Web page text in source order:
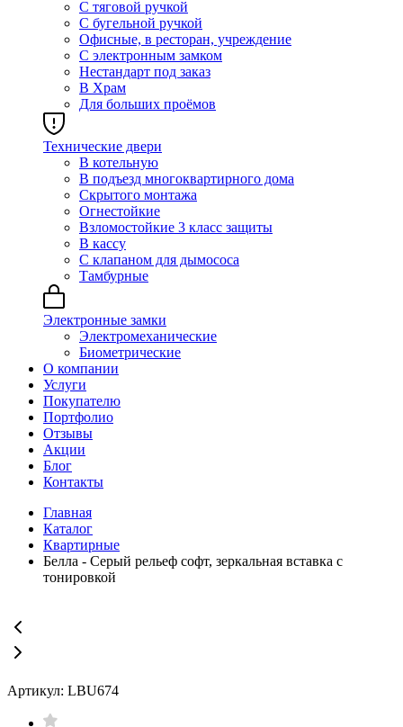
С тяговой ручкой
С бугельной ручкой
Офисные, в ресторан, учреждение
С электронным замком
Нестандарт под заказ
В Храм
Для больших проёмов
Технические двери
В котельную
В подъезд многоквартирного дома
Скрытого монтажа
Огнестойкие
Взломостойкие 3 класс защиты
В кассу
С клапаном для дымососа
Тамбурные
Электронные замки
Электромеханические
Биометрические
О компании
Услуги
Покупателю
Портфолио
Отзывы
Акции
Блог
Контакты
Главная
Каталог
Квартирные
Белла - Серый рельеф софт, зеркальная вставка с
тонировкой
Артикул: LBU674